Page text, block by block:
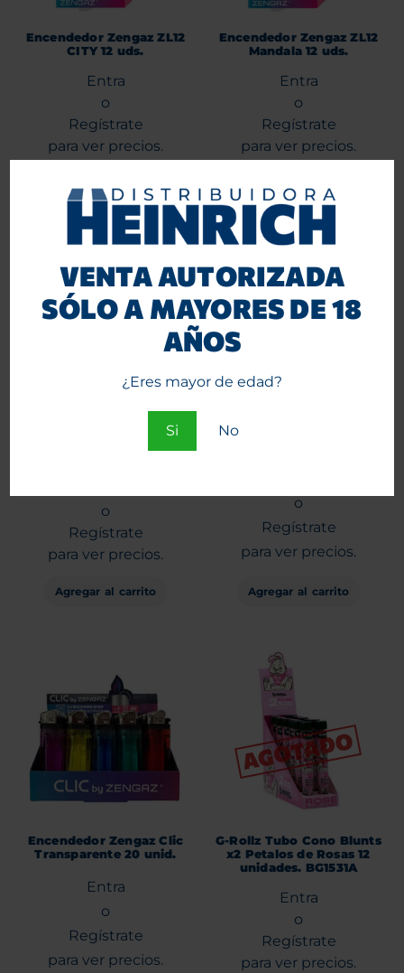
VENTA AUTORIZADA
SÓLO A MAYORES DE 18
AÑOS
¿Eres mayor de edad?
Si No
Encendedor Zengaz ZL12
CITY 12 uds.
Entra
o
Regístrate
para ver precios.
Encendedor Zengaz ZL12
Mandala 12 uds.
Entra
o
Regístrate
para ver precios.
Conos Gizeh King Size con
o
Regístrate
para ver precios.
Agregar al carrito
Conos Gizeh King Size
o
Regístrate
para ver precios.
Agregar al carrito
Encendedor Zengaz Clic
Transparente 20 unid.
Entra
o
Regístrate
para ver precios.
G-Rollz Tubo Cono Blunts
x2 Petalos de Rosas 12
unidades. BG1531A
Entra
o
Regístrate
para ver precios.